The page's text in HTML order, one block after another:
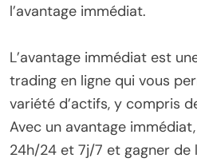
l’avantage immédiat.
L’avantage immédiat est
trading en ligne qui vous
variété d’actifs, y compris
Avec un avantage
24h/24 et 7j/7 et gagner de